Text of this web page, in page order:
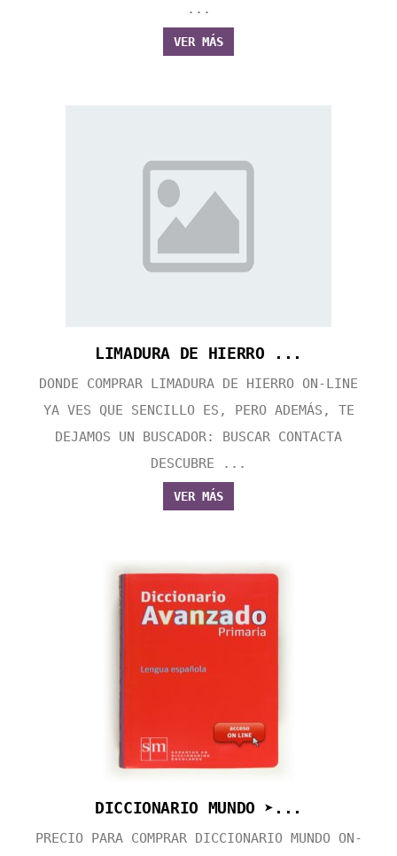
...
VER MÁS
LIMADURA DE HIERRO ...
DONDE COMPRAR LIMADURA DE HIERRO ON-LINE
YA VES QUE SENCILLO ES, PERO ADEMÁS, TE
DEJAMOS UN BUSCADOR: BUSCAR CONTACTA
DESCUBRE ...
VER MÁS
DICCIONARIO MUNDO ➤...
PRECIO PARA COMPRAR DICCIONARIO MUNDO ON-